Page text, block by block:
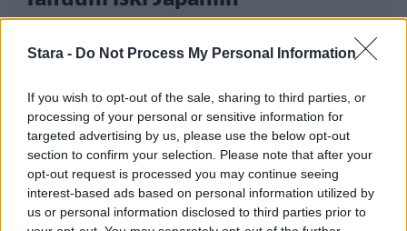
Stara - Do Not Process My Personal Information
If you wish to opt-out of the sale, sharing to third parties, or
processing of your personal or sensitive information for
targeted advertising by us, please use the below opt-out
section to confirm your selection. Please note that after your
opt-out request is processed you may continue seeing
interest-based ads based on personal information utilized by
us or personal information disclosed to third parties prior to
kyytiä